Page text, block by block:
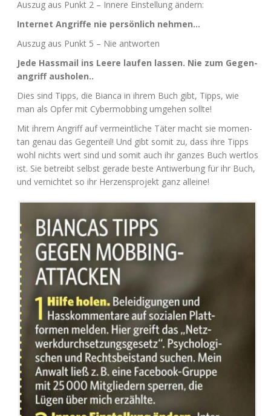
Aus­zug aus Punkt 2 – Inne­re Ein­stel­lung ändern:
Inter­net Angrif­fe nie per­sön­lich nehmen…
Aus­zug aus Punkt 5 – Nie antworten
Jede Hass­mail ins Lee­re lau­fen las­sen. Nie zum Gegen­
an­griff ausholen..
Dies sind Tipps, die Bian­ca in ihrem Buch gibt, Tipps, wie
man als Opfer mit Cyber­mob­bing umge­hen sollte!
Mit ihrem Angriff auf ver­meint­li­che Täter macht sie momen­
tan genau das Gegen­teil! Und gibt somit zu, dass ihre Tipps
wohl nichts wert sind und somit auch ihr gan­zes Buch wert­los
ist. Sie betreibt selbst gera­de bes­te Anti­wer­bung für ihr Buch,
und ver­nich­tet so ihr Her­zens­pro­jekt ganz alleine!